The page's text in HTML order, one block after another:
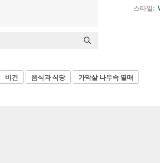
스타일:
비건 음식과 식당 가막살 나무속 열매